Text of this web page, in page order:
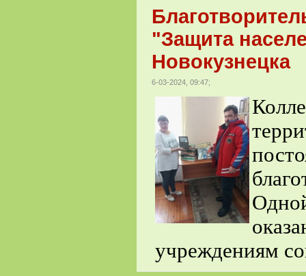
"Защита
Новокузнецка
6-03-2024, 09:47;
учреждениям